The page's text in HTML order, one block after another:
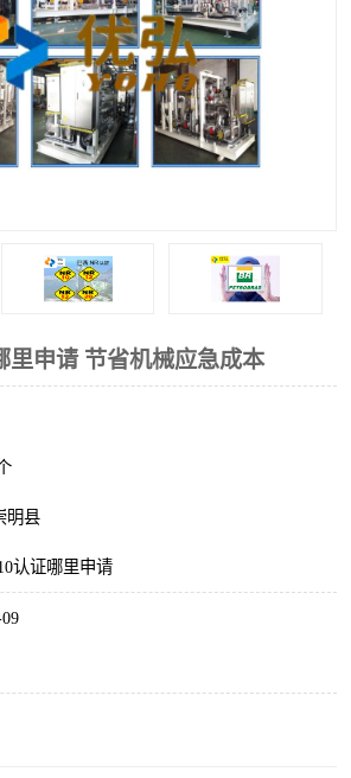
里申请 节省机械应急成本
明县
认证哪里申请